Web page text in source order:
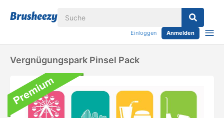
Einloggen Anmelden
Vergnügungspark Pinsel Pack